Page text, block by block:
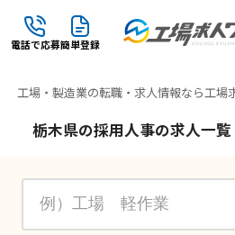
電話で応募簡単登録
工場・製造業の転職・求人情報なら工場
栃木県の採用人事の求人一覧